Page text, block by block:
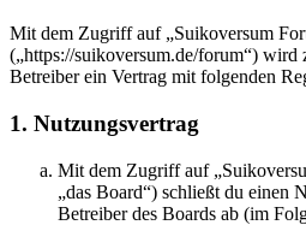
Mit dem Zugriff auf „Suikoversum
(„https://suikoversum.de/forum“) wird
Betreiber ein Vertrag mit folgenden
1. Nutzungsvertrag
Mit dem Zugriff auf
„das Board“) schließt du einen
Betreiber des Boards ab (im